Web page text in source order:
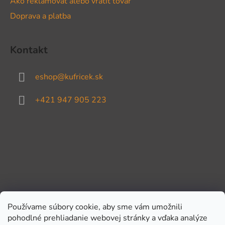
Používame súbory cookie, aby sme vám umožnili
pohodlné prehliadanie webovej stránky a vďaka analýze
Doprava a platba
Kontakt
eshop@kufricek.sk
+421 947 905 223